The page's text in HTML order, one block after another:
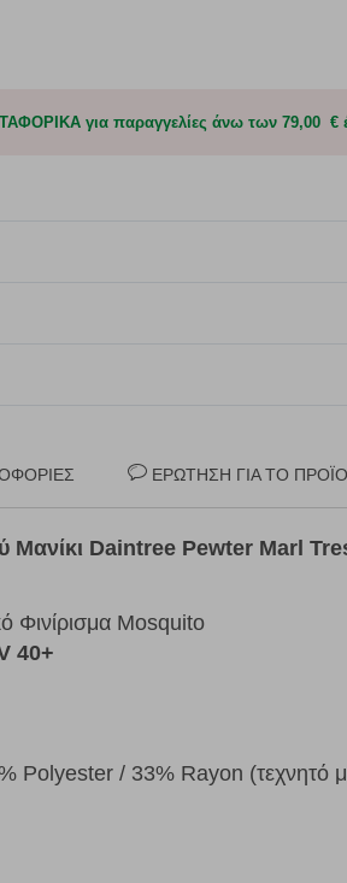
για παραγγελίες άνω των 79,00 €
ΕΡΏΤΗΣΗ ΓΙΑ ΤΟ
Μανίκι Daintree Pewter Marl
Φινίρισμα Mosquito
40+
Polyester / 33% Rayon (τεχνητό